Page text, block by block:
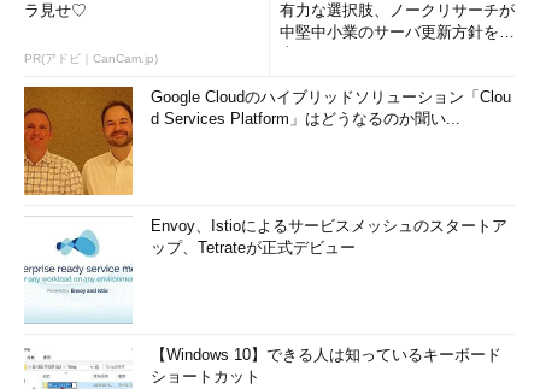
ラ見せ♡
PR(アドビ｜CanCam.jp)
有力な選択肢、ノークリサーチが
中堅中小業のサーバ更新方針を調
Google Cloudのハイブリッドソリューション「Clou
d Services Platform」はどうなるのか聞い...
Envoy、Istioによるサービスメッシュのスタートア
ップ、Tetrateが正式デビュー
【Windows 10】できる人は知っているキーボード
ショートカット